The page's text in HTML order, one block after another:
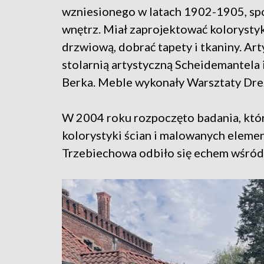
wzniesionego w latach 1902-1905,
wnętrz. Miał zaprojektować
drzwiową, dobrać tapety i tkaniny.
stolarnią artystyczną
Berka. Meble wykonały Warsztaty
W 2004 roku rozpoczęto badania,
kolorystyki ścian i malowanych
Trzebiechowa odbiło się echem